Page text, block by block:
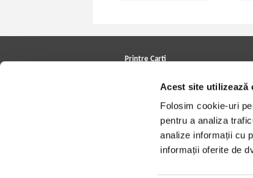
Acest site utilizează
Folosim cookie-uri
pentru a analiza
analize informații cu
informații oferite de
Printre Carti
Cele mai căutate cărți
Blog Printre Carti
Cărţi sub 5 lei
Cărţi sub 8 lei
Artiști/Trupe